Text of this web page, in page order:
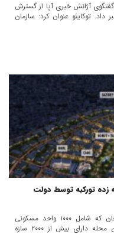
آژانش خبری آپا از گسترش
داد. توکایئو عنوان کرد: سازمان
زده تورکیه توسط د‌ولت
دولت آذربایجان عملیات ساخت محله آزربایجان که شامل ۱۰۰۰ واحد مسکونی
است را در کاهرامان‌ماراش ترکیه آغاز کرد. این محله دارای بیش از ۲۰۰۰ سازه